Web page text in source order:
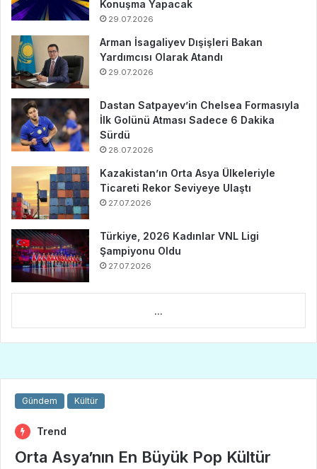
Konuşma Yapacak
29.07.2026
Arman İsagaliyev Dışişleri Bakan
Yardımcısı Olarak Atandı
29.07.2026
Dastan Satpayev’in Chelsea Formasıyla
İlk Golünü Atması Sadece 6 Dakika
Sürdü
28.07.2026
Kazakistan’ın Orta Asya Ülkeleriyle
Ticareti Rekor Seviyeye Ulaştı
27.07.2026
Türkiye, 2026 Kadınlar VNL Ligi
Şampiyonu Oldu
27.07.2026
...